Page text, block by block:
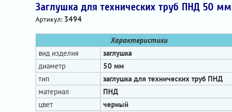
Заглушка для технических труб ПНД 50 мм
Артикул: 3494
Характеристики
вид изделия
заглушка
диаметр
50 мм
тип
заглушка для технических труб ПНД
материал
ПНД
цвет
черный